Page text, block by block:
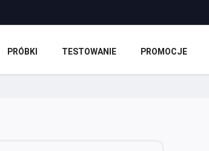
PRÓBKI TESTOWANIE PROMOCJE